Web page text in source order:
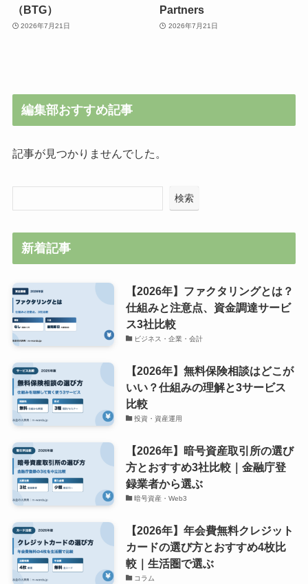
（BTG）
2026年7月21日
Partners
2026年7月21日
編集部おすすめ記事
記事が見つかりませんでした。
検索
新着記事
【2026年】ファクタリングとは？
仕組みと注意点、資金調達サービ
ス3社比較
ビジネス・企業・会計
【2026年】無料保険相談はどこが
いい？仕組みの理解と3サービス
比較
投資・資産運用
【2026年】暗号資産取引所の選び
方とおすすめ3社比較｜金融庁登
録業者から選ぶ
暗号資産・Web3
【2026年】年会費無料クレジット
カードの選び方とおすすめ4枚比
較｜生活圏で選ぶ
コラム